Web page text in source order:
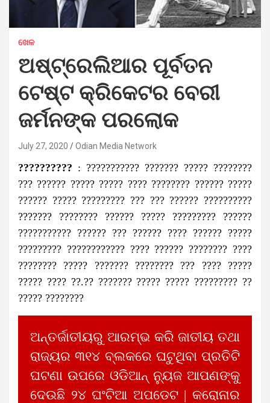
ଖେଳ
ଅଷ୍ଟ୍ରେଲିଆର ପୂର୍ବତନ
ଟେଷ୍ଟ କ୍ରିକେଟର ବେରୀ
ଜର୍ମନଙ୍କ ପରଲୋକ
July 27, 2020 Odian Media Network
?????????? : ??????????? ??????? ????? ????????
??? ?????? ????? ????? ???? ???????? ?????? ?????
?????? ????? ????????? ??? ??? ?????? ??????????
??????? ???????? ?????? ????? ????????? ??????
??????????? ?????? ??? ?????? ???? ?????? ?????
????????? ???????????? ???? ?????? ???????? ????
???????? ????? ??????? ???????? ??? ???? ?????
????? ???? ??.?? ??????? ????? ????? ????????? ??
????? ????????
ଅନ୍ତର୍ଜାତୀୟରୁ ଆରମ୍ଭ କରି ଜାତୀୟ ତଥା
ରାଜ୍ୟର ୩୧୪ ବ୍ଲକରେ ଘଟୁଥିବା ପ୍ରତିଟି
ଘଟଣା ଉପରେ ଓଡିଆନ୍ ନ୍ୟୁଜ ଆପଣଙ୍କୁ
ଦେଉଛି ୨୪ ଘଂଟିଆ ଅପଡେଟ | କରୋନାର